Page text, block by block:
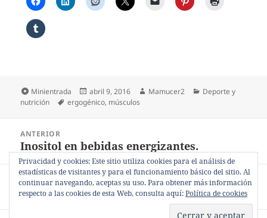
Formato
Minientrada
Publicado
el
abril 9, 2016 Autor
Mamucer2 Categorías
Deporte y
nutrición
Etiquetas
ergogénico, músculos
entradas
ANTERIOR
Entrada
anterior:
Inositol en bebidas energizantes.
SIGUIENTE
Entrada
¿Qué significa «ergolítico»?
Privacidad y cookies: Este sitio utiliza cookies para el análisis de
estadísticas de visitantes y para el funcionamiento básico del sitio. Al
continuar navegando, aceptas su uso. Para obtener más información
respecto a las cookies de esta Web, consulta aquí:Política de cookies